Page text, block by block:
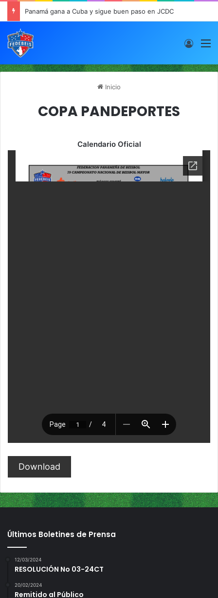
Panamá gana a Cuba y sigue buen paso en JCDC
Inicio
COPA PANDEPORTES
Calendario Oficial
Download
Últimos Boletines de Prensa
12/03/2024
RESOLUCIÓN No 03-24CT
20/02/2024
Remitido al Público